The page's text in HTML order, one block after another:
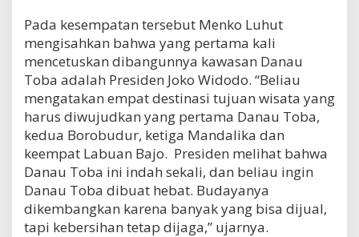
Pada kesempatan tersebut Menko Luhut
mengisahkan bahwa yang pertama kali
mencetuskan dibangunnya kawasan Danau
Toba adalah Presiden Joko Widodo. “Beliau
mengatakan empat destinasi tujuan wisata yang
harus diwujudkan yang pertama Danau Toba,
kedua Borobudur, ketiga Mandalika dan
keempat Labuan Bajo. Presiden melihat bahwa
Danau Toba ini indah sekali, dan beliau ingin
Danau Toba dibuat hebat. Budayanya
dikembangkan karena banyak yang bisa dijual,
tapi kebersihan tetap dijaga,” ujarnya.